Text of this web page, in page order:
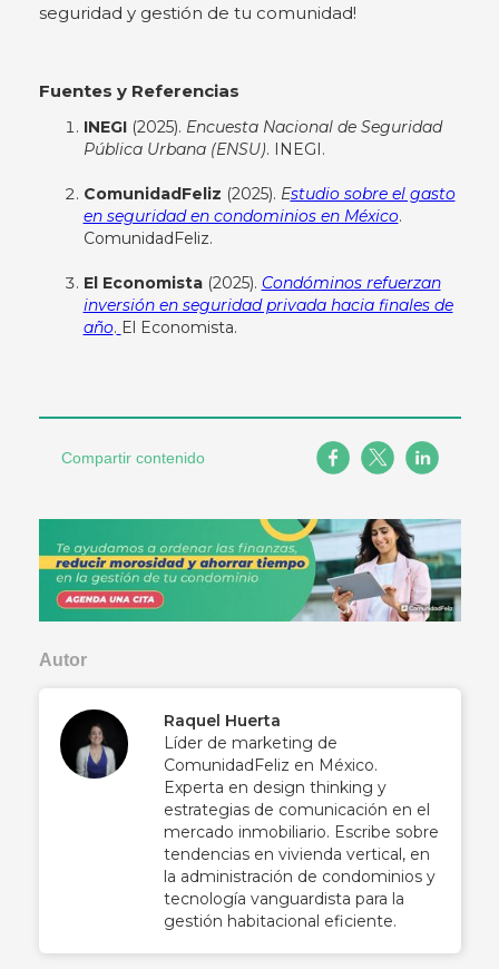
seguridad y gestión de tu comunidad!
Fuentes y Referencias
INEGI(2025). Encuesta Nacional de Seguridad
Pública Urbana (ENSU). INEGI.
ComunidadFeliz (2025). Estudio sobre el gasto
en seguridad en condominios en México.
ComunidadFeliz.
El Economista(2025). Condóminos refuerzan
inversión en seguridad privada hacia finales de
año. El Economista.
Compartir contenido
Autor
Raquel Huerta
Líder de marketing de
ComunidadFeliz en México.
Experta en design thinking y
estrategias de comunicación en el
mercado inmobiliario. Escribe sobre
tendencias en vivienda vertical, en
la administración de condominios y
tecnología vanguardista para la
gestión habitacional eficiente.